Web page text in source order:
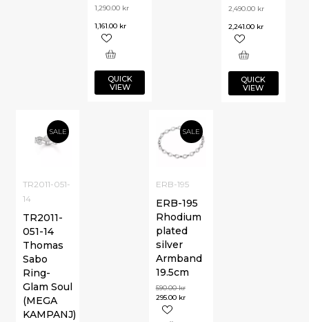
2,490.00 kr
2,241.00 kr
QUICK
VIEW
1,290.00 kr
1,161.00 kr
QUICK
VIEW
SALE
ERB-195
ERB-195
Rhodium
plated
silver
Armband
19.5cm
590.00kr
295.00 kr
SALE
TR2011-051-
14
TR2011-
051-14
Thomas
Sabo
Ring-
Glam Soul
(MEGA
KAMPANJ)